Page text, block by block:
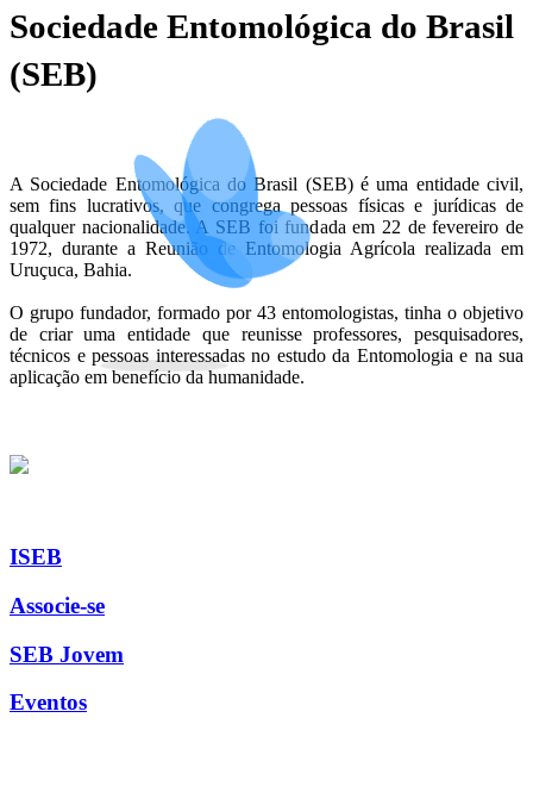
Sociedade Entomológica do Brasil
(SEB)
A Sociedade Entomológica do Brasil (SEB) é uma entidade civil,
sem fins lucrativos, que congrega pessoas físicas e jurídicas de
qualquer nacionalidade. A SEB foi fundada em 22 de fevereiro de
1972, durante a Reunião de Entomologia Agrícola realizada em
Uruçuca, Bahia.
O grupo fundador, formado por 43 entomologistas, tinha o objetivo
de criar uma entidade que reunisse professores, pesquisadores,
técnicos e pessoas interessadas no estudo da Entomologia e na sua
aplicação em benefício da humanidade.
ISEB
Associe-se
SEB Jovem
Eventos